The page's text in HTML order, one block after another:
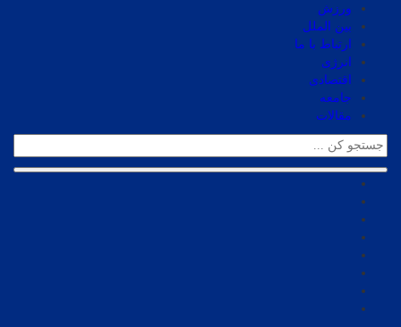
ورزش
بین الملل
ارتباط با ما
انرژی
اقتصادی
جامعه
مقالات